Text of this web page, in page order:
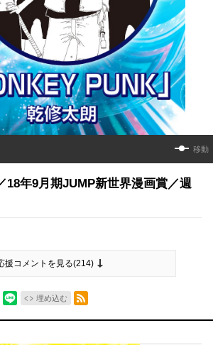
移動
18年9月期JUMP新世界漫画賞／週
援コメントを見る(214)
埋め込む
RSSフィード